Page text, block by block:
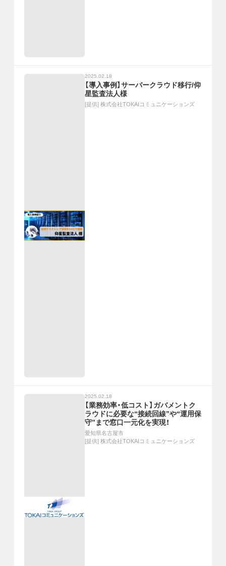
2025.02.18
【導入事例】サーバークラウド移行/仰
星監査法人様
[提供] 株式会社TOKAIコミュニケーションズ
2025.02.18
【業務効率・低コスト】ガバメントク
ラウドに必要な“接続回線”や“運用保
守”まで窓口一元化を実現！
愛知県名古屋市
[提供] 株式会社TOKAIコミュニケーションズ